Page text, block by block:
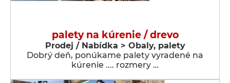
palety na kúrenie / drevo
Prodej / Nabídka > Obaly, palety
Dobrý deň, ponúkame palety vyradené na
kúrenie .... rozmery …